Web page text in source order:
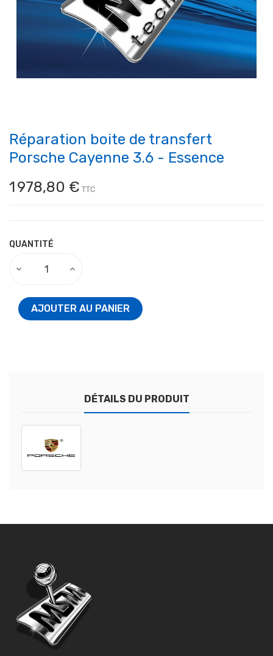
Réparation boite de transfert
Porsche Cayenne 3.6 - Essence
1 978,80 € TTC
QUANTITÉ
AJOUTER AU PANIER
DÉTAILS DU PRODUIT